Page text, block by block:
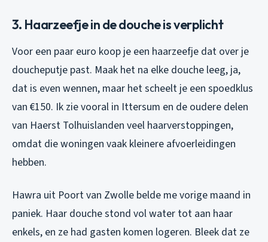
3. Haarzeefje in de douche is verplicht
Voor een paar euro koop je een haarzeefje dat over je
doucheputje past. Maak het na elke douche leeg, ja,
dat is even wennen, maar het scheelt je een spoedklus
van €150. Ik zie vooral in Ittersum en de oudere delen
van Haerst Tolhuislanden veel haarverstoppingen,
omdat die woningen vaak kleinere afvoerleidingen
hebben.
Hawra uit Poort van Zwolle belde me vorige maand in
paniek. Haar douche stond vol water tot aan haar
enkels, en ze had gasten komen logeren. Bleek dat ze